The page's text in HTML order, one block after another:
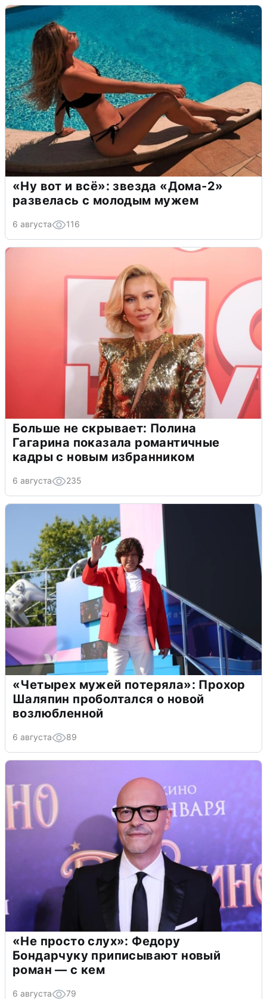
«Ну вот и всё»: звезда «Дома-2»
развелась с молодым мужем
6 августа 116
Больше не скрывает: Полина
Гагарина показала романтичные
кадры с новым избранником
6 августа 235
«Четырех мужей потеряла»: Прохор
Шаляпин проболтался о новой
возлюбленной
6 августа 89
«Не просто слух»: Федору
Бондарчуку приписывают новый
роман — с кем
6 августа 79